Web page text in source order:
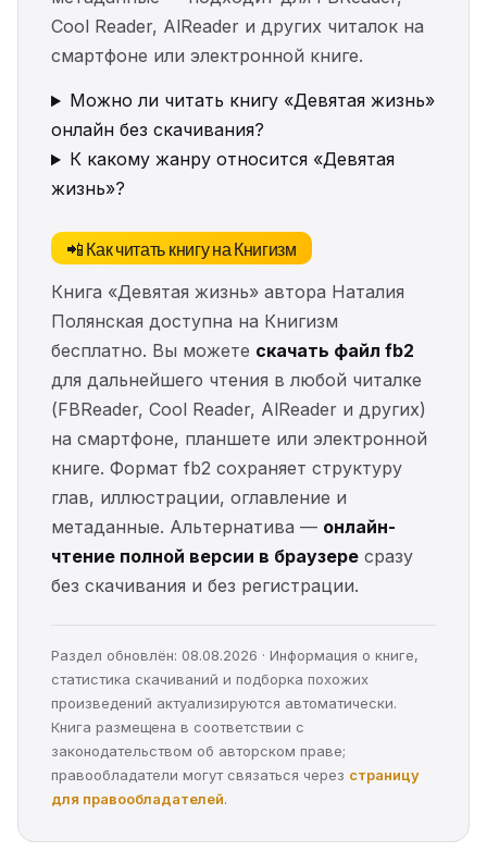
Cool Reader, AlReader и других читалок на
смартфоне или электронной книге.
Можно ли читать книгу «Девятая жизнь»
онлайн без скачивания?
К какому жанру относится «Девятая
жизнь»?
📲 Как читать книгу на Книгизм
Книга «Девятая жизнь» автора Наталия
Полянская доступна на Книгизм
бесплатно. Вы можете скачать файл fb2
для дальнейшего чтения в любой читалке
(FBReader, Cool Reader, AlReader и других)
на смартфоне, планшете или электронной
книге. Формат fb2 сохраняет структуру
глав, иллюстрации, оглавление и
метаданные. Альтернатива — онлайн-
чтение полной версии в браузере сразу
без скачивания и без регистрации.
Раздел обновлён: 08.08.2026 · Информация о книге,
статистика скачиваний и подборка похожих
произведений актуализируются автоматически.
Книга размещена в соответствии с
законодательством об авторском праве;
правообладатели могут связаться через страницу
для правообладателей.